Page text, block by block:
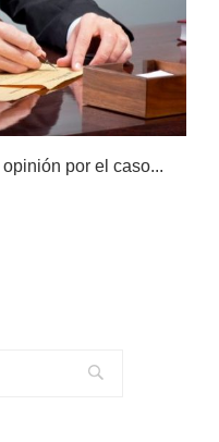
por el caso...